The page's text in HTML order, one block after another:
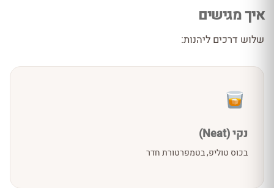
איך מגישים
שלוש דרכים ליהנות:
נקי (Neat)
בכוס טוליפ, בטמפרטורת חדר